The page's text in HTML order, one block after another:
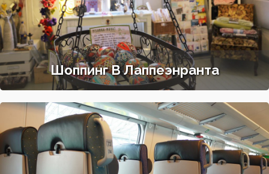
Шоппинг В Лаппеэнранта